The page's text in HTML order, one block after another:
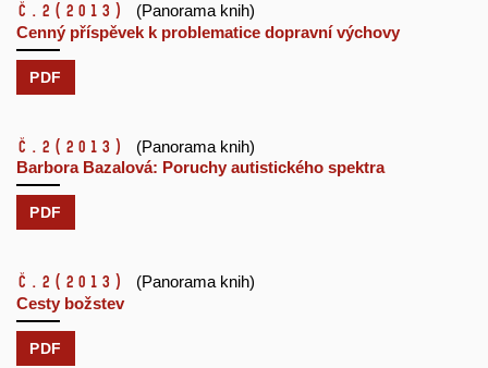
č.2 (2013)
(Panorama knih)
Cenný příspěvek k problematice dopravní výchovy
PDF
č.2 (2013)
(Panorama knih)
Barbora Bazalová: Poruchy autistického spektra
PDF
č.2 (2013)
(Panorama knih)
Cesty božstev
PDF